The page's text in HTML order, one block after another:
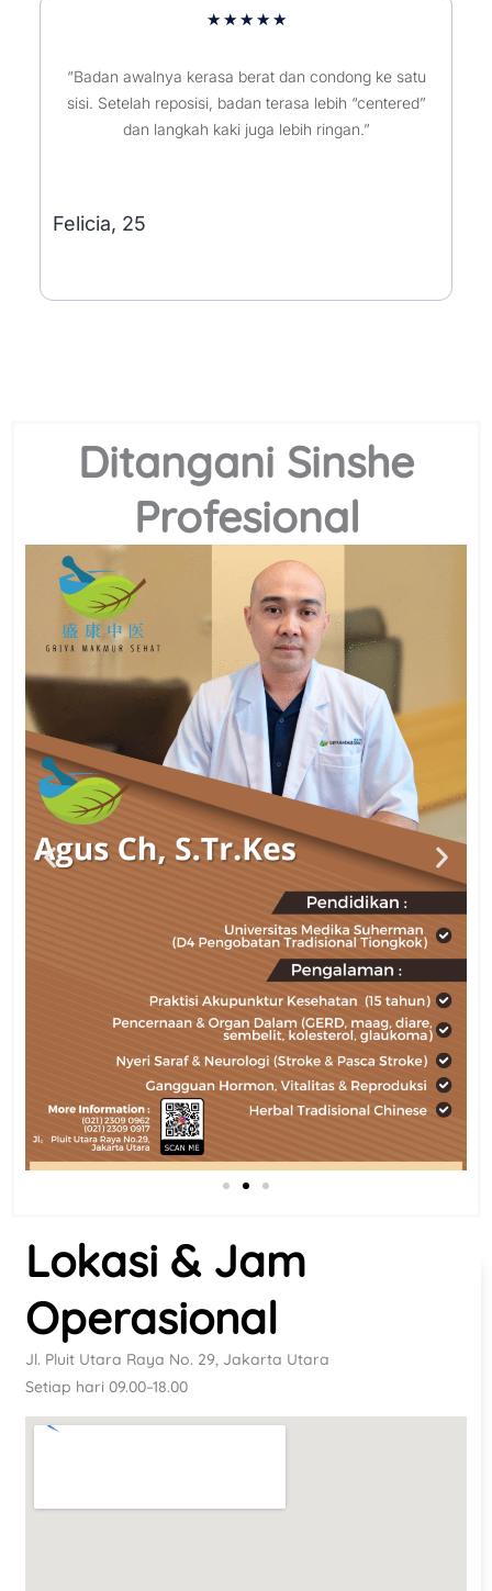
★ ★ ★ ★ ★5/5
“Badan awalnya kerasa berat dan condong ke satu
sisi. Setelah reposisi, badan terasa lebih “centered”
dan langkah kaki juga lebih ringan.”
Felicia, 25
Ditangani Sinshe
Profesional
Lokasi & Jam
Operasional
Jl. Pluit Utara Raya No. 29, Jakarta Utara
Setiap hari 09.00–18.00